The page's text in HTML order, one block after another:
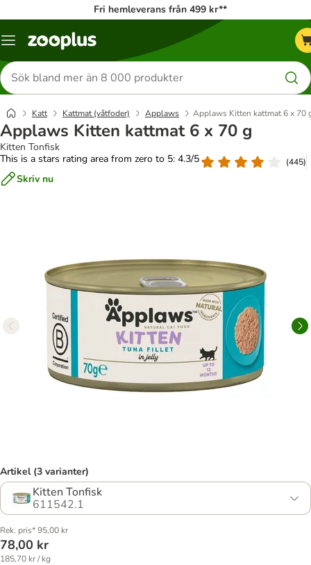
Fri hemleverans från 499 kr**
Katalogmeny
Sök
efter
produkter
Katt Kattmat (våtfoder) Applaws Applaws Kitten kattmat 6 x 70
Applaws Kitten kattmat 6 x 70 g
Kitten Tonfisk
This is a stars rating area from zero to 5: 4.3/5
(445)
Skriv nu
Artikel (3 varianter)
Kitten Tonfisk
611542.1
Rek. pris* 95,00 kr
78,00 kr
185,70 kr / kg